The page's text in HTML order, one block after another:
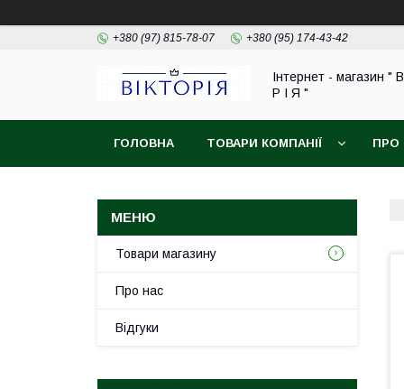
+380 (97) 815-78-07 +380 (95) 174-43-42
Інтернет - магазин "
Р І Я "
ГОЛОВНА ТОВАРИ КОМПАНІЇ ПРО
Товари магазину
Про нас
Відгуки